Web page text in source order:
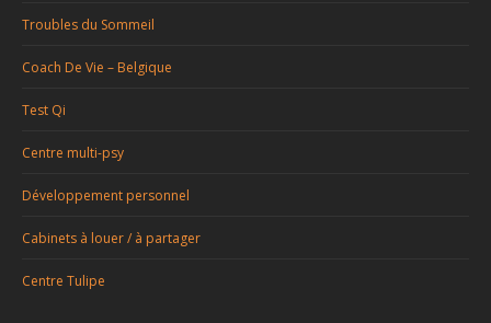
Troubles du Sommeil
Coach De Vie – Belgique
Test Qi
Centre multi-psy
Développement personnel
Cabinets à louer / à partager
Centre Tulipe